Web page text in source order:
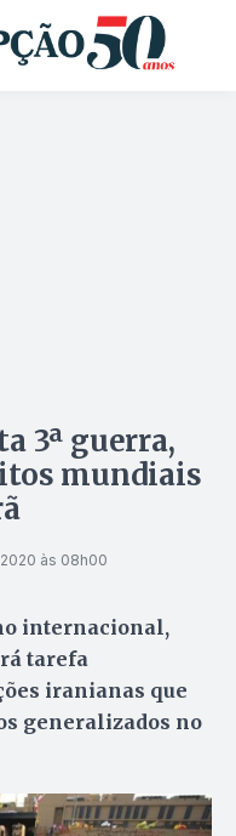
3ª guerra,
mundiais
às 08h00
internacional,
tarefa
iranianas que
generalizados no